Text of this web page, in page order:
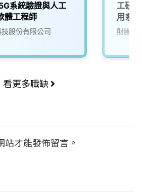
系統驗證與人工
體工程師
股份有限公司
工研
用系
財團法
看更多職缺
站才能發佈留言。